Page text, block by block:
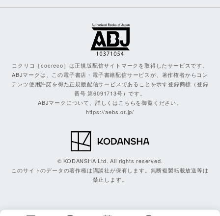
コクリコ［cocreco］は正規版配信サイトマークを取得したサービスです。
ABJマークは、この電子書店・電子書籍配信サービスが、著作権者からコン
テンツ使用許諾を得た正規版配信サービスであることを示す登録商標（登録
番号 第6091713号）です。
ABJマークについて、詳しくはこちらを御覧ください。
https://aebs.or.jp/
© KODANSHA Ltd. All rights reserved.
このサイトのデータの著作権は講談社が保有します。無断複製転載放送等は
禁止します。